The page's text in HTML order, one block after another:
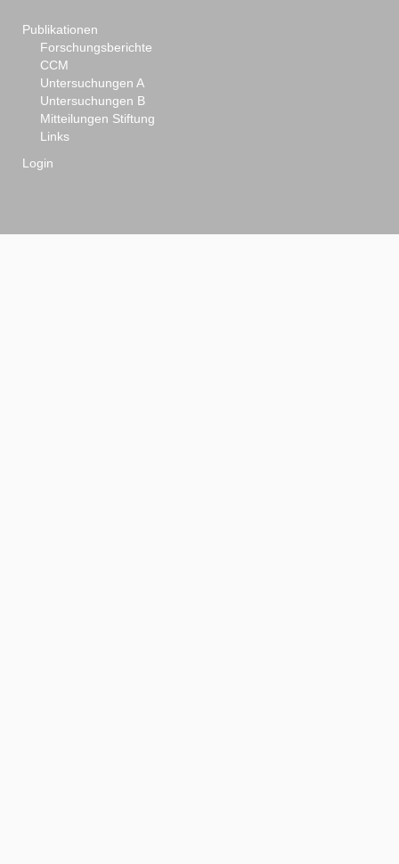
Publikationen
Forschungsberichte
CCM
Untersuchungen A
Untersuchungen B
Mitteilungen Stiftung
Links
Login